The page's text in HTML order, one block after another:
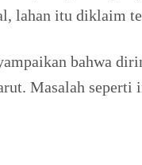
lahan itu diklaim
bahwa
Masalah seperti